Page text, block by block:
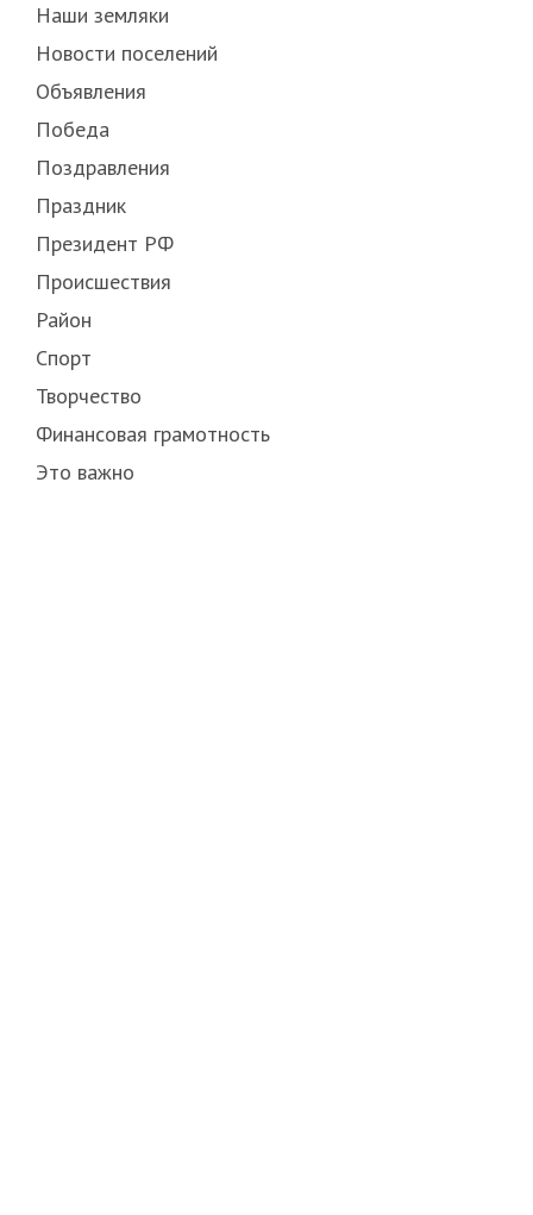
Наши земляки
Новости поселений
Объявления
Победа
Поздравления
Праздник
Президент РФ
Происшествия
Район
Спорт
Творчество
Финансовая грамотность
Это важно